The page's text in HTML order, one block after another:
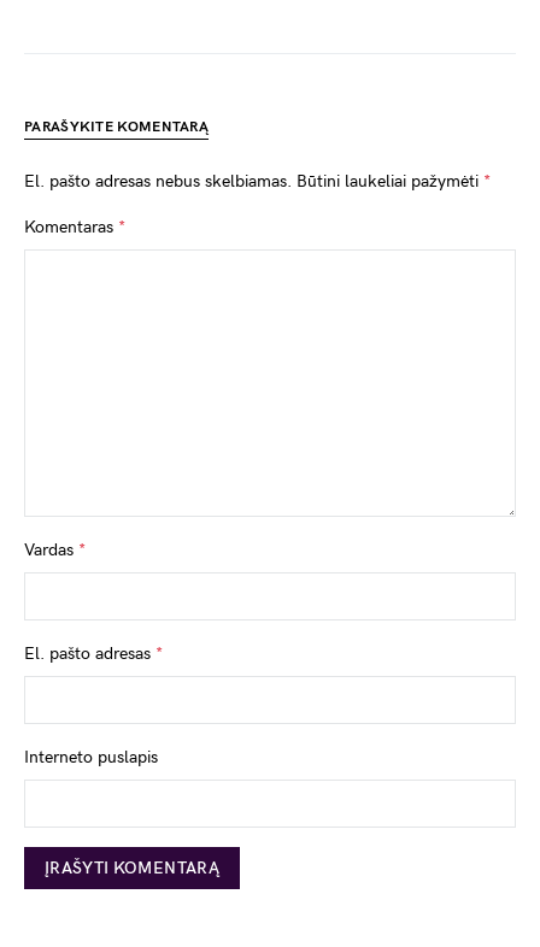
PARAŠYKITE KOMENTARĄ
El. pašto adresas nebus skelbiamas. Būtini laukeliai pažymėti *
Komentaras *
Vardas *
El. pašto adresas *
Interneto puslapis